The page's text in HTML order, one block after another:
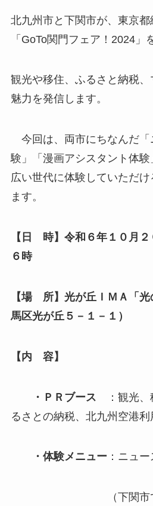
北九州市と下関市が、東京都
「GoTo関門フェア！2024」
観光や移住、ふるさと納税
魅力を発信します。
今回は、両市にちなんだ「
験」「漫画アシスタント体
広い世代に体験していただ
ます。
【日 時】令和６年１０月
６時
【場 所】光が丘ＩＭＡ「
馬区光が丘５－１－１）
【内 容】
・ＰＲブース
：観光
るさとの納税、北九州空港
・体験メニュー ：ニュ
（下関市で今ア